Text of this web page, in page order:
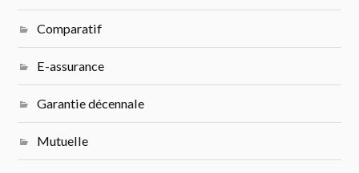
Comparatif
E-assurance
Garantie décennale
Mutuelle